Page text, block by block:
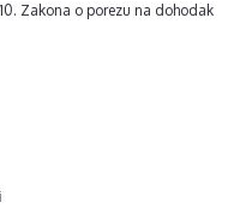
Zakona o porezu na dohodak